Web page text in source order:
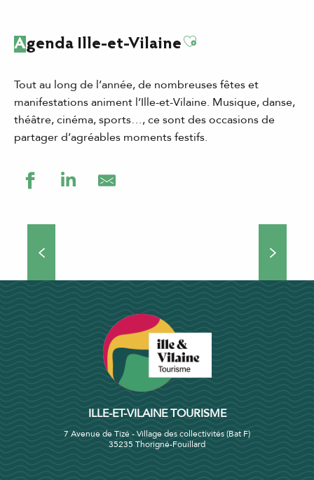
Agenda Ille-et-VilaineAjouter aux
Tout au long de l’année, de nombreuses fêtes et
manifestations animent l’Ille-et-Vilaine. Musique, danse,
théâtre, cinéma, sports…, ce sont des occasions de
partager d’agréables moments festifs.
Théâtre de rue, concerts, manifestations culturelles et
sportives… Si vous choisissez de venir séjourner en Ille-
DÉCOUVRIR
ILLE-ET-VILAINE TOURISME
7 Avenue de Tizé - Village des collectivités (Bat F)
35235 Thorigné-Fouillard